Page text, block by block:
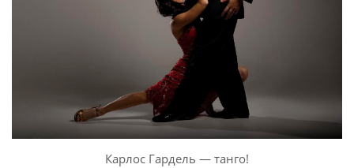
Карлос Гардель — танго!